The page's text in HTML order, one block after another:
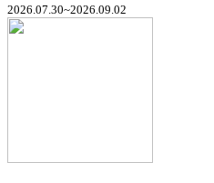
2026.07.30~2026.09.02